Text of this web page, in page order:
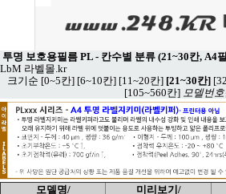
투명 보호용필름 PL - 칸수별 분류 (21~30칸, A4
LbM 라벨몰.kr
크기순 [0~5칸] [6~10칸] [11~20칸] [21~30칸]
[105~560칸] 모델번
모델명/
미리보기/